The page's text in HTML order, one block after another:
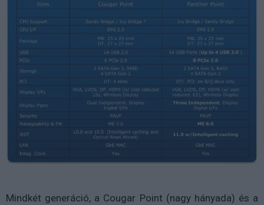
Mindkét generáció, a Cougar Point (nagy hányada) és a